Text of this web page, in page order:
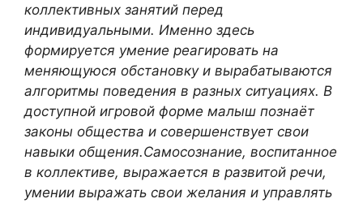
коллективных занятий перед
индивидуальными. Именно здесь
формируется умение реагировать на
меняющуюся обстановку и вырабатываются
алгоритмы поведения в разных ситуациях. В
доступной игровой форме малыш познаёт
законы общества и совершенствует свои
навыки общения.Самосознание, воспитанное
в коллективе, выражается в развитой речи,
умении выражать свои желания и управлять